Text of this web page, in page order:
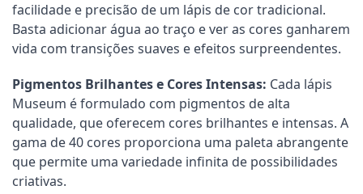
facilidade e precisão de um lápis de cor tradicional.
Basta adicionar água ao traço e ver as cores ganharem
vida com transições suaves e efeitos surpreendentes.
Pigmentos Brilhantes e Cores Intensas: Cada lápis
Museum é formulado com pigmentos de alta
qualidade, que oferecem cores brilhantes e intensas. A
gama de 40 cores proporciona uma paleta abrangente
que permite uma variedade infinita de possibilidades
criativas.